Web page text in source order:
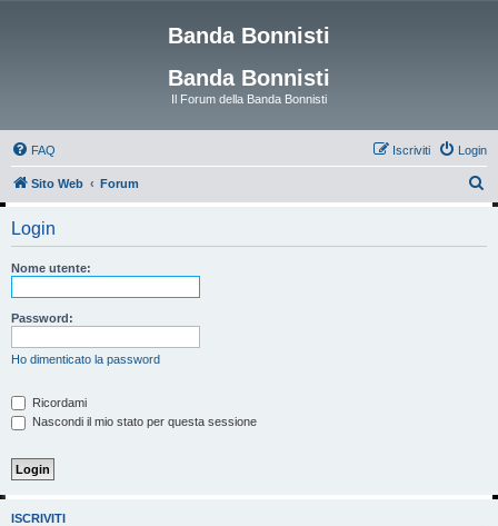
Banda Bonnisti
Banda Bonnisti
Il Forum della Banda Bonnisti
FAQ Login
Iscriviti
Sito Web Forum
Login
Nome utente:
Password:
Ho dimenticato la password
Ricordami
Nascondi il mio stato per questa sessione
ISCRIVITI